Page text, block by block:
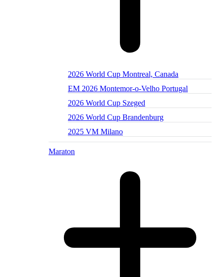
2026 World Cup Montreal, Canada
EM 2026 Montemor-o-Velho Portugal
2026 World Cup Szeged
2026 World Cup Brandenburg
2025 VM Milano
Maraton